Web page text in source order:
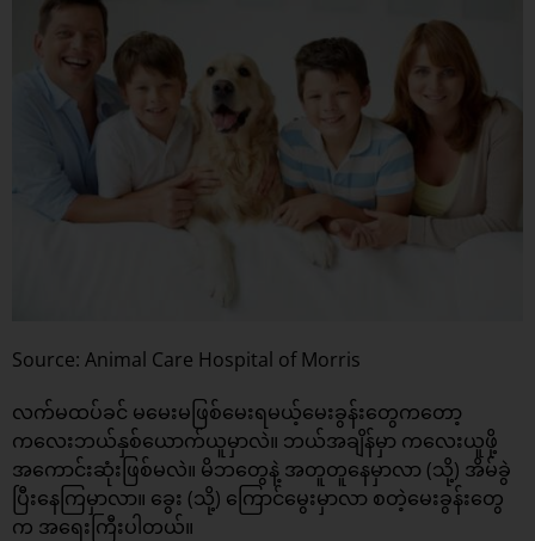
Source: Animal Care Hospital of Morris
လက်မထပ်ခင် မမေးမဖြစ်မေးရမယ့်မေးခွန်းတွေကတော့
ကလေးဘယ်နှစ်ယောက်ယူမှာလဲ။ ဘယ်အချိန်မှာ ကလေးယူဖို့
အကောင်းဆုံးဖြစ်မလဲ။ မိဘတွေနဲ့ အတူတူနေမှာလာ (သို့) အိမ်ခွဲ
ပြီးနေကြမှာလာ။ ခွေး (သို့) ကြောင်မွေးမှာလာ စတဲ့မေးခွန်းတွေ
က အရေးကြီးပါတယ်။